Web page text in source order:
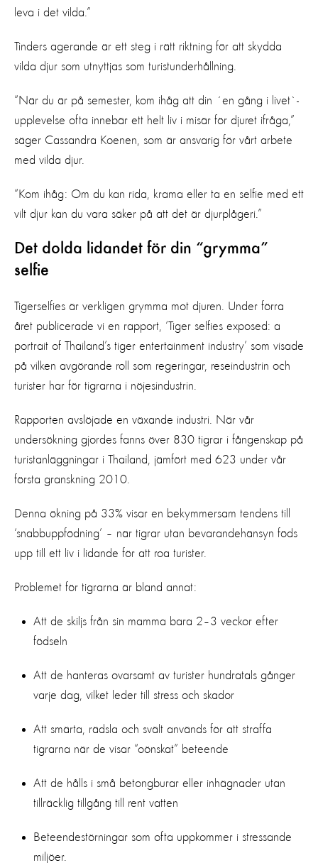
leva i det vilda.”
Tinders agerande är ett steg i rätt riktning för att skydda
vilda djur som utnyttjas som turistunderhållning.
“När du är på semester, kom ihåg att din ´en gång i livet`-
upplevelse ofta innebär ett helt liv i misär för djuret ifråga,”
säger Cassandra Koenen, som är ansvarig för vårt arbete
med vilda djur.
“Kom ihåg: Om du kan rida, krama eller ta en selfie med ett
vilt djur kan du vara säker på att det är djurplågeri.”
Det dolda lidandet för din “grymma”
selfie
Tigerselfies är verkligen grymma mot djuren. Under förra
året publicerade vi en rapport, ‘Tiger selfies exposed: a
portrait of Thailand’s tiger entertainment industry’ som visade
på vilken avgörande roll som regeringar, reseindustrin och
turister har för tigrarna i nöjesindustrin.
Rapporten avslöjade en växande industri. När vår
undersökning gjordes fanns över 830 tigrar i fångenskap på
turistanläggningar i Thailand, jämfört med 623 under vår
första granskning 2010.
Denna ökning på 33% visar en bekymmersam tendens till
‘snabbuppfödning’ – när tigrar utan bevarandehänsyn föds
upp till ett liv i lidande för att roa turister.
Problemet för tigrarna är bland annat:
Att de skiljs från sin mamma bara 2–3 veckor efter
födseln
Att de hanteras ovarsamt av turister hundratals gånger
varje dag, vilket leder till stress och skador
Att smärta, rädsla och svält används för att straffa
tigrarna när de visar “oönskat” beteende
Att de hålls i små betongburar eller inhägnader utan
tillräcklig tillgång till rent vatten
Beteendestörningar som ofta uppkommer i stressande
miljöer.